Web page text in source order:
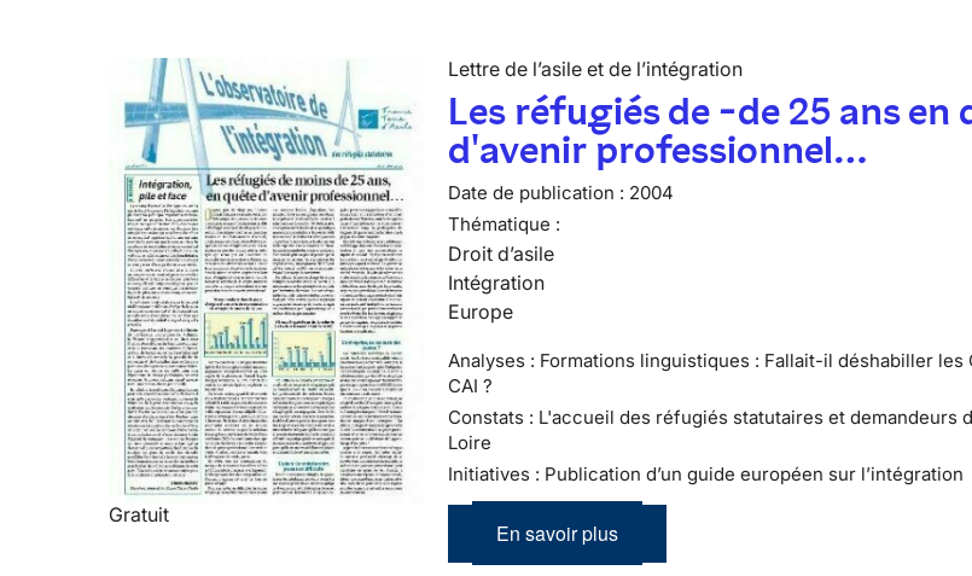
Gratuit
Lettre de l’asile et de l’intégration
Les réfugiés de -de 25 ans en
d'avenir professionnel…
Date de publication : 2004
Thématique :
Droit d’asile
Intégration
Europe
Analyses : Formations linguistiques : Fallait-il déshabiller les
CAI ?
Constats : L'accueil des réfugiés statutaires et demandeurs
Loire
Initiatives : Publication d’un guide européen sur l’intégration
En savoir plus